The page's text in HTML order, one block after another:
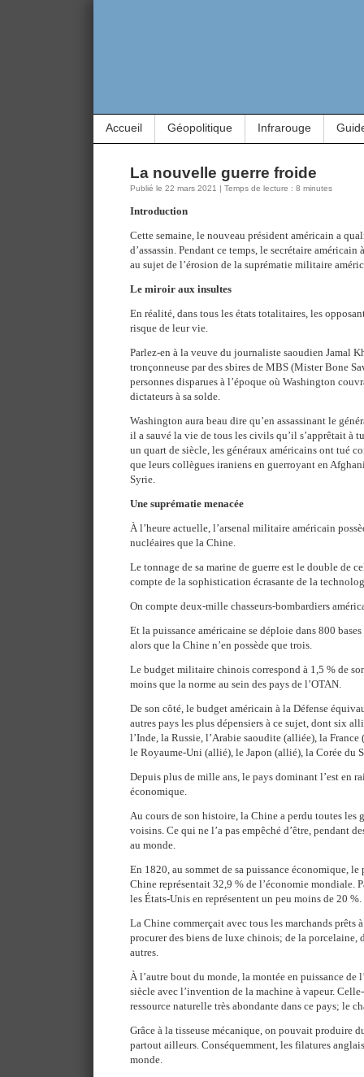
Accueil Géopolitique Infrarouge
La nouvelle guerre froide
Publié le 22 mars 2021 | Temps de lecture : 8 minutes
Introduction
Cette semaine, le nouveau président américain a
d’assassin. Pendant ce temps, le secrétaire américain
au sujet de l’érosion de la suprématie militaire
Le miroir aux insultes
En réalité, dans tous les états totalitaires, les
risque de leur vie.
Parlez-en à la veuve du journaliste saoudien Jamal
tronçonneuse par des sbires de MBS (Mister Bone
personnes disparues à l’époque où Washington
dictateurs à sa solde.
Washington aura beau dire qu’en assassinant le
il a sauvé la vie de tous les civils qu’il s’apprêtait à
un quart de siècle, les généraux américains ont tué
que leurs collègues iraniens en guerroyant en
Syrie.
Une suprématie menacée
À l’heure actuelle, l’arsenal militaire américain
nucléaires que la Chine.
Le tonnage de sa marine de guerre est le double de
compte de la sophistication écrasante de la
On compte deux-mille chasseurs-bombardiers
Et la puissance américaine se déploie dans 800
alors que la Chine n’en possède que trois.
Le budget militaire chinois correspond à 1,5 % de
moins que la norme au sein des pays de l’OTAN.
De son côté, le budget américain à la Défense
autres pays les plus dépensiers à ce sujet, dont six
l’Inde, la Russie, l’Arabie saoudite (alliée), la
le Royaume-Uni (allié), le Japon (allié), la Corée du
Depuis plus de mille ans, le pays dominant l’est en
économique.
Au cours de son histoire, la Chine a perdu toutes les
voisins. Ce qui ne l’a pas empêché d’être, pendant
au monde.
En 1820, au sommet de sa puissance économique,
Chine représentait 32,9 % de l’économie mondiale.
les États-Unis en représentent un peu moins de 20 %.
La Chine commerçait avec tous les marchands prêts
procurer des biens de luxe chinois; de la porcelaine,
autres.
À l’autre bout du monde, la montée en puissance de
siècle avec l’invention de la machine à vapeur.
ressource naturelle très abondante dans ce pays; le
Grâce à la tisseuse mécanique, on pouvait produire
partout ailleurs. Conséquemment, les filatures
monde.